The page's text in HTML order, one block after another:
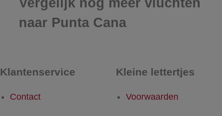
Vergelijk nog meer vluchten
naar Punta Cana
Klantenservice
Contact
Kleine lettertjes
Voorwaarden